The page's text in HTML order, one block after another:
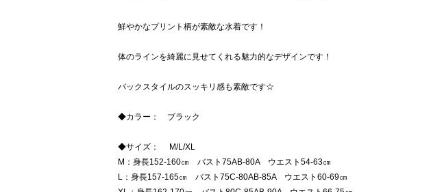
鮮やかなプリント柄が素敵な水着です！
体のラインを綺麗に見せてくれる魅力的なデザインです！
バックスタイルのスッキリ感も素敵です☆
◆カラー： ブラック
◆サイズ： M/L/XL
M：身長152-160㎝ バスト75AB-80A ウエスト54-63㎝
L：身長157-165㎝ バスト75C-80AB-85A ウエスト60-69㎝